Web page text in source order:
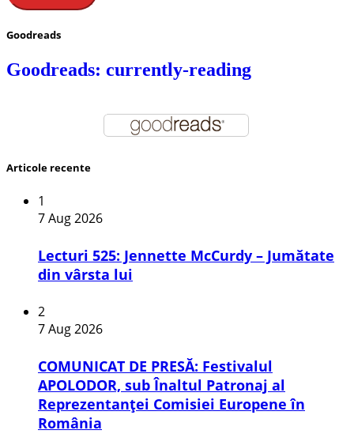
Goodreads
Goodreads: currently-reading
Articole recente
1
7 Aug 2026
Lecturi 525: Jennette McCurdy – Jumătate
din vârsta lui
2
7 Aug 2026
COMUNICAT DE PRESĂ: Festivalul
APOLODOR, sub Înaltul Patronaj al
Reprezentanței Comisiei Europene în
România